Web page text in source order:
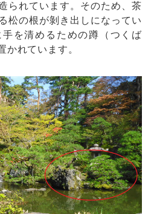
られています。そのため、茶
松の根が剝き出しになってい
を清めるための蹲（つくば
かれています。